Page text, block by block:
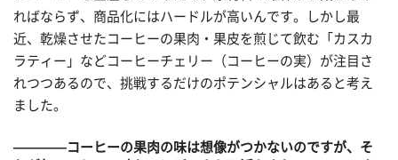
ればならず、商品化にはハードルが高いんです。しかし最
近、乾燥させたコーヒーの果肉・果皮を煎じて飲む「カスカ
ラティー」などコーヒーチェリー（コーヒーの実）が注目さ
れつつあるので、挑戦するだけのポテンシャルはあると考え
ました。
————コーヒーの果肉の味は想像がつかないのですが、そ